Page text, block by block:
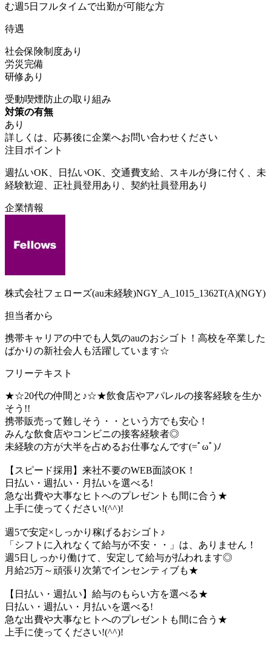
む週5日フルタイムで出勤が可能な方
待遇
社会保険制度あり
労災完備
研修あり
受動喫煙防止の取り組み
対策の有無
あり
詳しくは、応募後に企業へお問い合わせください
注目ポイント
週払いOK、日払いOK、交通費支給、スキルが身に付く、未
経験歓迎、正社員登用あり、契約社員登用あり
企業情報
株式会社フェローズ(au未経験)NGY_A_1015_1362T(A)(NGY)
担当者から
携帯キャリアの中でも人気のauのおシゴト！高校を卒業した
ばかりの新社会人も活躍しています☆
フリーテキスト
★☆20代の仲間と♪☆★飲食店やアパレルの接客経験を生か
そう!!
携帯販売って難しそう・・という方でも安心！
みんな飲食店やコンビニの接客経験者◎
未経験の方が大半を占めるお仕事なんです(=ﾟωﾟ)ﾉ
【スピード採用】来社不要のWEB面談OK！
日払い・週払い・月払いを選べる!
急な出費や大事なヒトへのプレゼントも間に合う★
上手に使ってください!(^^)!
週5で安定×しっかり稼げるおシゴト♪
「シフトに入れなくて給与が不安・・」は、ありません！
週5日しっかり働けて、安定して給与が払われます◎
月給25万～頑張り次第でインセンティブも★
【日払い・週払い】給与のもらい方を選べる★
日払い・週払い・月払いを選べる!
急な出費や大事なヒトへのプレゼントも間に合う★
上手に使ってください!(^^)!